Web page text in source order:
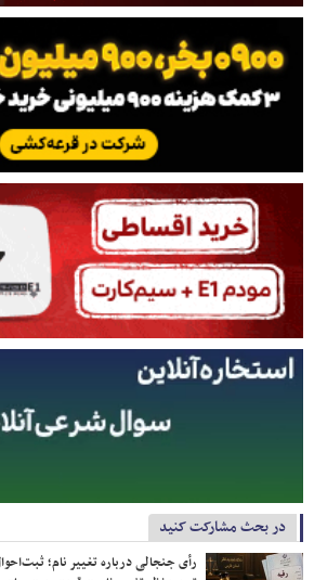
در بحث مشارکت کنید
رأی جنجالی درباره تغییر نام؛